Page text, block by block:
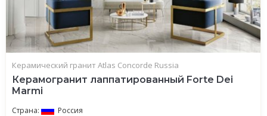
Керамический гранит Atlas Concorde Russia
Керамогранит лаппатированный Forte Dei
Marmi
Страна:
Россия